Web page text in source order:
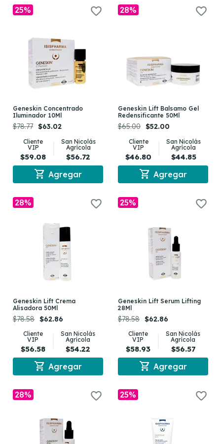
25%
Geneskin Concentrado
Iluminador 10Ml
$78.77 $63.02
Cliente
VIP
$59.08
San Nicolás
Agrícola
$56.72
shopping_cart Agregar
28%
Geneskin Lift Balsamo Gel
Redensificante 50Ml
$65.00 $52.00
Cliente
VIP
$46.80
San Nicolás
Agrícola
$44.85
shopping_cart Agregar
28%
Geneskin Lift Crema
Alisadora 50Ml
$78.58 $62.86
Cliente
VIP
$56.58
San Nicolás
Agrícola
$54.22
shopping_cart Agregar
25%
Geneskin Lift Serum Lifting
28Ml
$78.58 $62.86
Cliente
VIP
$58.93
San Nicolás
Agrícola
$56.57
shopping_cart Agregar
28% 25%